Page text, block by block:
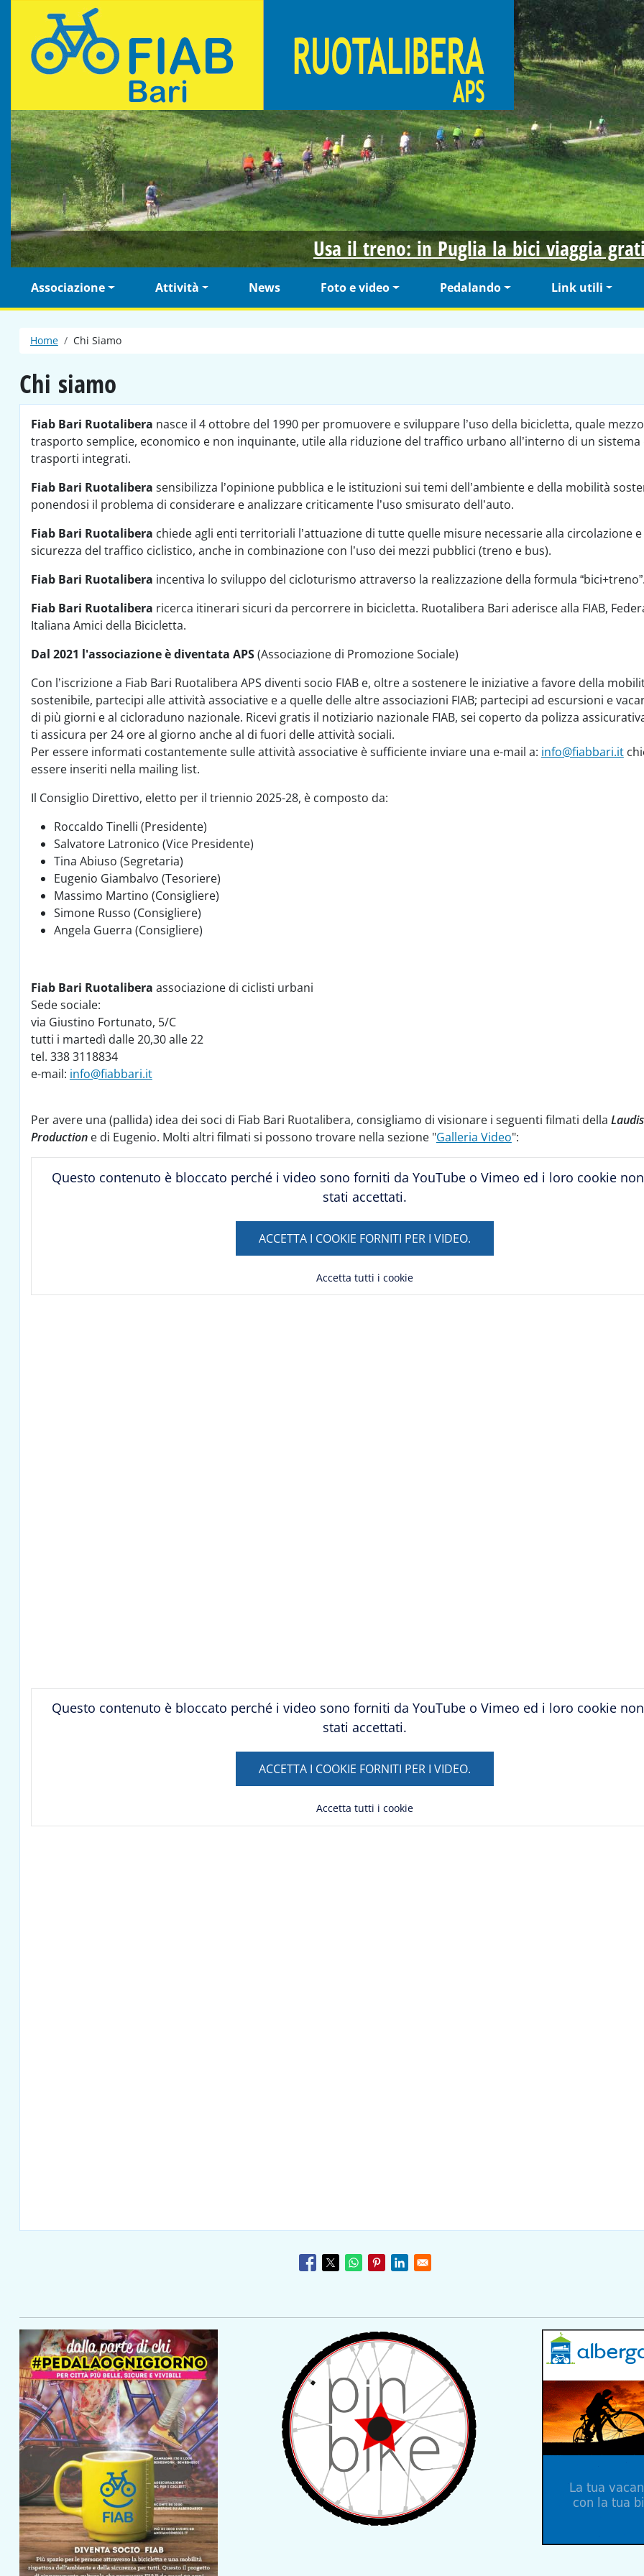
Salta al contenuto principale
Fiab Bari Ruotalibera - Associazione di ciclisti urbani
Usa il treno: in Puglia la bici viaggia
Associazione Attività News Foto e video Pedalando Link utili
Briciole di pane
Home Chi Siamo
Chi siamo
Fiab Bari Ruotalibera nasce il 4 ottobre del 1990 per promuovere e sviluppare l’uso della bicicletta, quale
trasporto semplice, economico e non inquinante, utile alla riduzione del traffico urbano all’interno di un sistema
trasporti integrati.
Fiab Bari Ruotalibera sensibilizza l’opinione pubblica e le istituzioni sui temi dell’ambiente e della mobilità
ponendosi il problema di considerare e analizzare criticamente l’uso smisurato dell’auto.
Fiab Bari Ruotalibera chiede agli enti territoriali l’attuazione di tutte quelle misure necessarie alla circolazione e
sicurezza del traffico ciclistico, anche in combinazione con l’uso dei mezzi pubblici (treno e bus).
Fiab Bari Ruotalibera incentiva lo sviluppo del cicloturismo attraverso la realizzazione della formula “bici+treno”.
Fiab Bari Ruotalibera ricerca itinerari sicuri da percorrere in bicicletta. Ruotalibera Bari aderisce alla FIAB,
Italiana Amici della Bicicletta.
Dal 2021 l'associazione è diventata APS(Associazione di Promozione Sociale)
Con l’iscrizione a Fiab Bari Ruotalibera APS diventi socio FIAB e, oltre a sostenere le iniziative a favore della
sostenibile, partecipi alle attività associative e a quelle delle altre associazioni FIAB; partecipi ad escursioni e
di più giorni e al cicloraduno nazionale. Ricevi gratis il notiziario nazionale FIAB, sei coperto da polizza
ti assicura per 24 ore al giorno anche al di fuori delle attività sociali.
Per essere informati costantemente sulle attività associative è sufficiente inviare una e-mail a: info@fiabbari.it
essere inseriti nella mailing list.
Il Consiglio Direttivo, eletto per il triennio 2025-28, è composto da:
Roccaldo Tinelli (Presidente)
Salvatore Latronico (Vice Presidente)
Tina Abiuso (Segretaria)
Eugenio Giambalvo (Tesoriere)
Massimo Martino (Consigliere)
Simone Russo (Consigliere)
Angela Guerra (Consigliere)
Fiab Bari Ruotalibera associazione di ciclisti urbani
Sede sociale:
via Giustino Fortunato, 5/C
tutti i martedì dalle 20,30 alle 22
tel. 338 3118834
e-mail: info@fiabbari.it
Per avere una (pallida) idea dei soci di Fiab Bari Ruotalibera, consigliamo di visionare i seguenti filmati della
Productione di Eugenio. Molti altri filmati si possono trovare nella sezione "Galleria Video":
Questo contenuto è bloccato perché i video sono forniti da YouTube o Vimeo ed i loro cookie
stati accettati.
ACCETTA I COOKIE FORNITI PER I VIDEO.
Accetta tutti i cookie
Questo contenuto è bloccato perché i video sono forniti da YouTube o Vimeo ed i loro cookie
stati accettati.
ACCETTA I COOKIE FORNITI PER I VIDEO.
Accetta tutti i cookie